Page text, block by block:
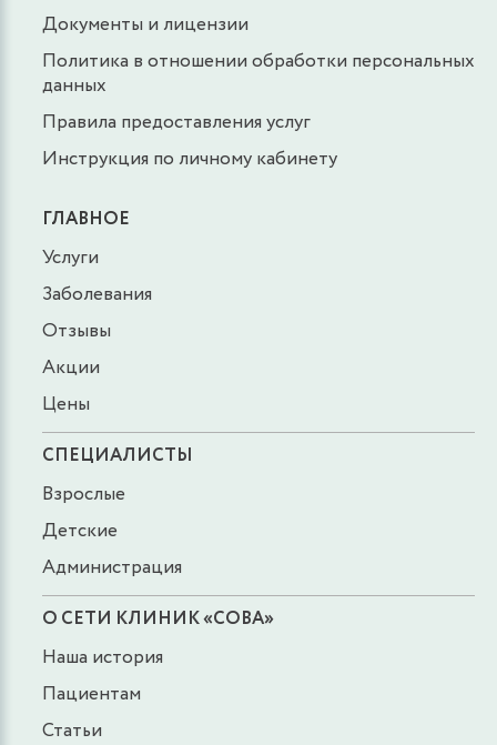
2100 руб.
ЗАПИСАТЬСЯ
Ультразвуковое исследование желудка (с
контрастированием водой), ведущим
Ультразвуковое исследование желудка и
двенадцати перстной кишки, ведущим
2100 руб.
Ультразвуковое исследование органов
брюшной полости (комплексное), ведущим
специалистом
3400 руб.
Ультразвуковое исследование желудка (с
2400 руб.
Документы и лицензии
Политика в отношении обработки персональных
данных
Правила предоставления услуг
Инструкция по личному кабинету
ГЛАВНОЕ
Услуги
Заболевания
Отзывы
Акции
Цены
СПЕЦИАЛИСТЫ
Взрослые
Детские
Администрация
О СЕТИ КЛИНИК «СОВА»
Наша история
Пациентам
Статьи